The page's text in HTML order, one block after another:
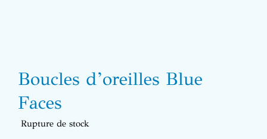
Boucles d’oreilles Blue
Faces
Rupture de stock